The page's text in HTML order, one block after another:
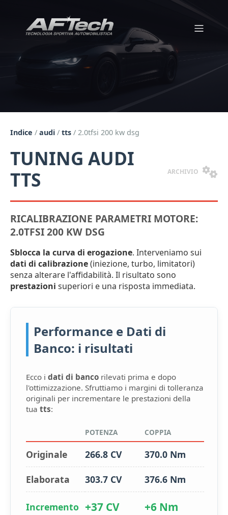
Indice / audi / tts / 2.0tfsi 200 kw dsg
TUNING AUDI
TTS
ARCHIVIO
RICALIBRAZIONE PARAMETRI MOTORE:
2.0TFSI 200 KW DSG
Sblocca la curva di erogazione. Interveniamo sui
dati di calibrazione(iniezione, turbo, limitatori)
senza alterare l'affidabilità. Il risultato sono
prestazioni superiori e una risposta immediata.
Performance e Dati di
Banco: i risultati
Ecco i dati di banco rilevati prima e dopo
l'ottimizzazione. Sfruttiamo i margini di tolleranza
originali per incrementare le prestazioni della
tua tts:
POTENZA COPPIA
Originale 266.8 CV 370.0 Nm
Elaborata 303.7 CV 376.6 Nm
Incremento +37 CV +6 Nm